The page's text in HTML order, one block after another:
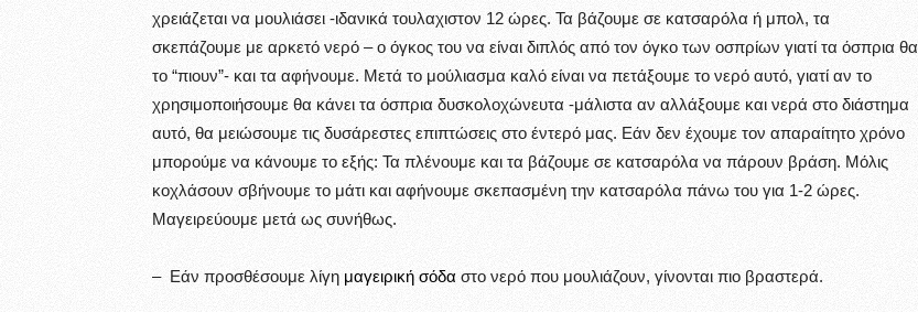
χρειάζεται να μουλιάσει -ιδανικά τουλαχιστον 12 ώρες. Τα βάζουμε σε κατσαρόλα ή μπολ, τα
σκεπάζουμε με αρκετό νερό – ο όγκος του να είναι διπλός από τον όγκο των οσπρίων γιατί τα όσπρια θα
το “πιουν”- και τα αφήνουμε. Μετά το μούλιασμα καλό είναι να πετάξουμε το νερό αυτό, γιατί αν το
χρησιμοποιήσουμε θα κάνει τα όσπρια δυσκολοχώνευτα -μάλιστα αν αλλάξουμε και νερά στο διάστημα
αυτό, θα μειώσουμε τις δυσάρεστες επιπτώσεις στο έντερό μας. Εάν δεν έχουμε τον απαραίτητο χρόνο
μπορούμε να κάνουμε το εξής: Τα πλένουμε και τα βάζουμε σε κατσαρόλα να πάρουν βράση. Μόλις
κοχλάσουν σβήνουμε το μάτι και αφήνουμε σκεπασμένη την κατσαρόλα πάνω του για 1-2 ώρες.
Μαγειρεύουμε μετά ως συνήθως.
– Εάν προσθέσουμε λίγη μαγειρική σόδα στο νερό που μουλιάζουν, γίνονται πιο βραστερά.